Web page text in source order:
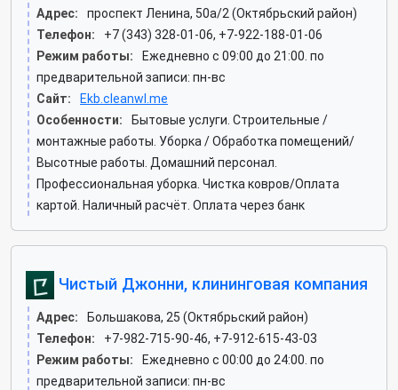
Адрес:
проспект Ленина, 50а/2 (Октябрьский район)
Телефон:
+7 (343) 328-01-06, +7-922-188-01-06
Режим работы:
Ежедневно с 09:00 до 21:00. по
предварительной записи: пн-вс
Сайт:
Ekb.cleanwl.me
Особенности:
Бытовые услуги. Строительные /
монтажные работы. Уборка / Обработка помещений/
Высотные работы. Домашний персонал.
Профессиональная уборка. Чистка ковров/Оплата
картой. Наличный расчёт. Оплата через банк
Чистый Джонни, клининговая компания
Адрес:
Большакова, 25 (Октябрьский район)
Телефон:
+7-982-715-90-46, +7-912-615-43-03
Режим работы:
Ежедневно с 00:00 до 24:00. по
предварительной записи: пн-вс